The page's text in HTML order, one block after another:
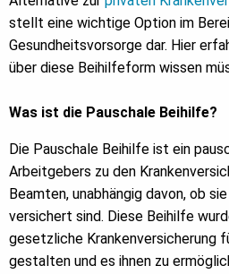
stellt eine wichtige Option im
Gesundheitsvorsorge dar. Hier
über diese Beihilfeform wissen
Was ist die Pauschale Beihilfe?
Die Pauschale Beihilfe ist ein
Arbeitgebers zu den
Beamten, unabhängig davon, ob
versichert sind. Diese Beihilfe
gesetzliche Krankenversicherung
gestalten und es ihnen zu